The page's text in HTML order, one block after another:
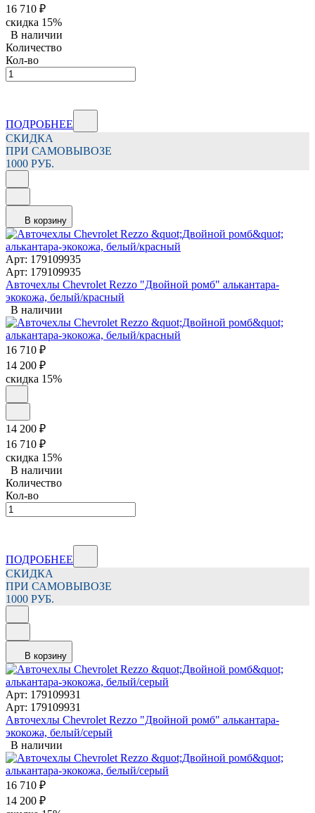
16 710 ₽
скидка 15%
В наличии
Количество
Кол-во
ПОДРОБНЕЕ
СКИДКА
ПРИ САМОВЫВОЗЕ
1000 РУБ.
В корзину
Арт: 179109935
Арт: 179109935
Авточехлы Chevrolet Rezzo "Двойной ромб" алькантара-
экокожа, белый/красный
В наличии
16 710 ₽
14 200 ₽
скидка 15%
14 200 ₽
16 710 ₽
скидка 15%
В наличии
Количество
Кол-во
ПОДРОБНЕЕ
СКИДКА
ПРИ САМОВЫВОЗЕ
1000 РУБ.
В корзину
Арт: 179109931
Арт: 179109931
Авточехлы Chevrolet Rezzo "Двойной ромб" алькантара-
экокожа, белый/серый
В наличии
16 710 ₽
14 200 ₽